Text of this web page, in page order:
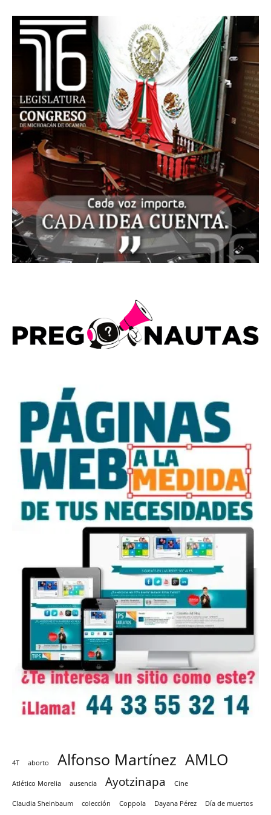
4T aborto Alfonso Martínez AMLO
Atlético Morelia ausencia Ayotzinapa Cine
Claudia Sheinbaum colección Coppola Dayana Pérez Día de muertos